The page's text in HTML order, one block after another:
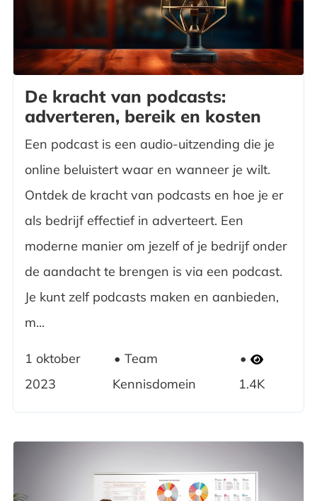
De kracht van podcasts:
adverteren, bereik en kosten
Een podcast is een audio-uitzending die je
online beluistert waar en wanneer je wilt.
Ontdek de kracht van podcasts en hoe je er
als bedrijf effectief in adverteert. Een
moderne manier om jezelf of je bedrijf onder
de aandacht te brengen is via een podcast.
Je kunt zelf podcasts maken en aanbieden,
m...
1 oktober
2023
Team
Kennisdomein
1.4K